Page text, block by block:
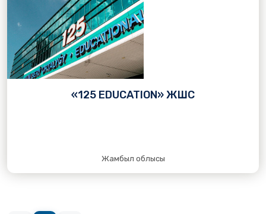
«125 EDUCATION» ЖШС
Жамбыл облысы